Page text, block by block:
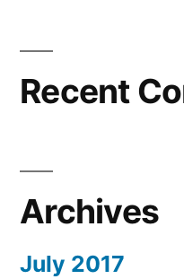
Recent
Archives
July 2017